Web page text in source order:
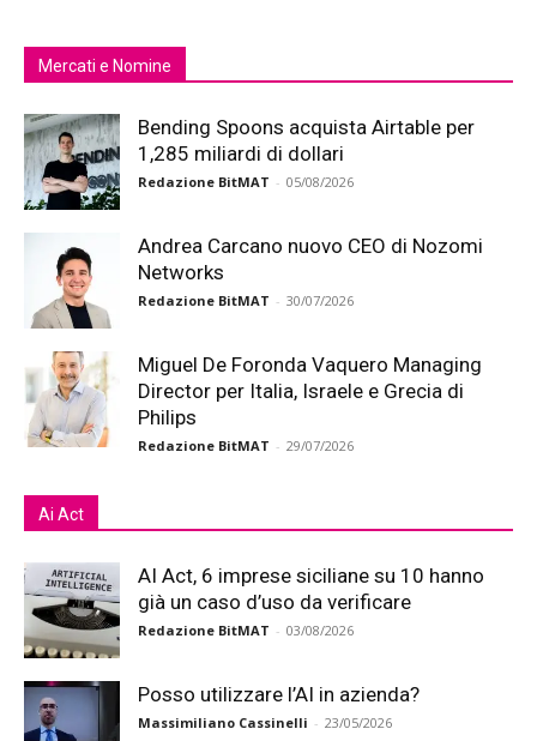
Mercati e Nomine
Bending Spoons acquista Airtable per
1,285 miliardi di dollari
Redazione BitMAT - 05/08/2026
Andrea Carcano nuovo CEO di Nozomi
Networks
Redazione BitMAT - 30/07/2026
Miguel De Foronda Vaquero Managing
Director per Italia, Israele e Grecia di
Philips
Redazione BitMAT - 29/07/2026
Ai Act
AI Act, 6 imprese siciliane su 10 hanno
già un caso d’uso da verificare
Redazione BitMAT - 03/08/2026
Posso utilizzare l’AI in azienda?
Massimiliano Cassinelli - 23/05/2026